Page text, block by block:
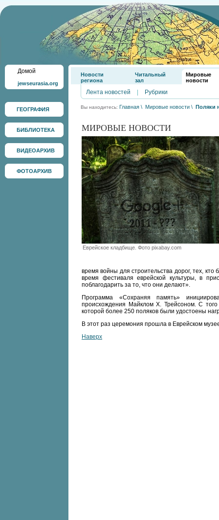
Домой
jewseurasia.org
ГЕОГРАФИЯ
БИБЛИОТЕКА
ВИДЕОАРХИВ
ФОТОАРХИВ
Новости
региона
Читальный
зал
Мировые
новости
Лента новостей Рубрики
Вы находитесь: Главная \ Мировые новости \ Поляки
МИРОВЫЕ НОВОСТИ
Еврейское кладбище. Фото pixabay.com
время войны для строительства дорог, тех,
время фестиваля еврейской культуры, в
поблагодарить за то, что они делают».
Программа «Сохраняя память»
происхождения Майклом Х. Трейсоном. С
которой более 250 поляков были удостоены
В этот раз церемония прошла в Еврейском
Наверх